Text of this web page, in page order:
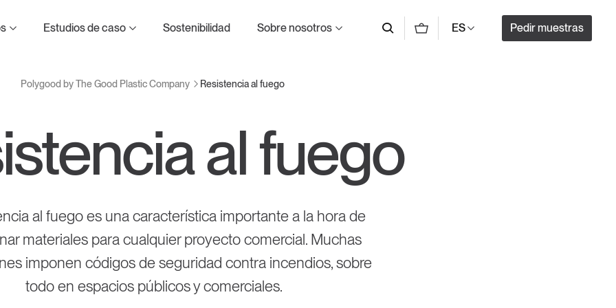
Plastic Company
Estudios de caso Sostenibilidad Sobre nosotros ES Pedir muestras
Polygood by The Good Plastic Company Resistencia al fuego
al fuego
al fuego es una característica importante a la hora de
materiales para cualquier proyecto comercial. Muchas
imponen códigos de seguridad contra incendios, sobre
todo en espacios públicos y comerciales.